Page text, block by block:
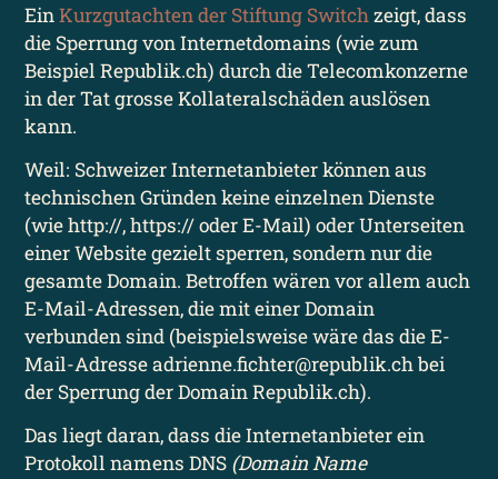
EinKurzgutachten der Stiftung Switch zeigt, dass
die Sperrung von Internet­domains (wie zum
Beispiel Republik.ch) durch die Telecom­konzerne
in der Tat grosse Kollateral­schäden auslösen
kann.
Weil: Schweizer Internet­anbieter können aus
technischen Gründen keine einzelnen Dienste
(wie http://, https:// oder E-Mail) oder Unterseiten
einer Website gezielt sperren, sondern nur die
gesamte Domain. Betroffen wären vor allem auch
E-Mail-Adressen, die mit einer Domain
verbunden sind (beispiels­weise wäre das die E-
Mail-Adresse adrienne.fichter@republik.ch bei
der Sperrung der Domain Republik.ch).
Das liegt daran, dass die Internet­anbieter ein
Protokoll namens DNS (Domain Name